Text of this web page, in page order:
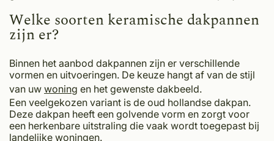
Welke soorten keramische dakpannen
zijn er?
Binnen het aanbod dakpannen zijn er verschillende
vormen en uitvoeringen. De keuze hangt af van de stijl
van uw woning en het gewenste dakbeeld.
Een veelgekozen variant is de oud hollandse dakpan.
Deze dakpan heeft een golvende vorm en zorgt voor
een herkenbare uitstraling die vaak wordt toegepast bij
landelijke woningen.